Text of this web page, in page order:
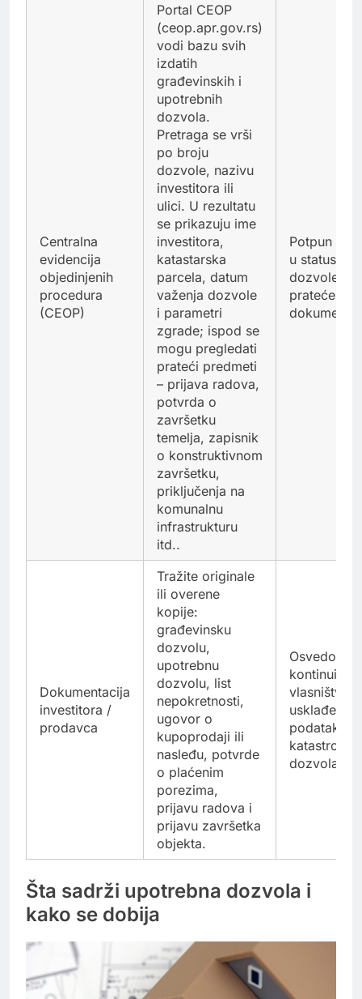
Centralna
evidencija
objedinjenih
procedura
(CEOP)
Portal CEOP
(ceop.apr.gov.rs)
vodi bazu svih
izdatih
građevinskih i
upotrebnih
dozvola.
Pretraga se vrši
po broju
dozvole, nazivu
investitora ili
ulici. U rezultatu
se prikazuju ime
investitora,
katastarska
parcela, datum
važenja dozvole
i parametri
zgrade; ispod se
mogu pregledati
prateći predmeti
– prijava radova,
potvrda o
završetku
temelja, zapisnik
o konstruktivnom
završetku,
priključenja na
komunalnu
infrastrukturu
itd..
Potpun uvid
u status
dozvole i
prateće
dokumente.
Dokumentacija
investitora /
prodavca
Tražite originale
ili overene
kopije:
građevinsku
dozvolu,
upotrebnu
dozvolu, list
nepokretnosti,
ugovor o
kupoprodaji ili
nasleđu, potvrde
o plaćenim
porezima,
prijavu radova i
prijavu završetka
objekta.
Osvedočuje
kontinuitet
vlasništva i
usklađenost
podataka
katastrom i
dozvolama.
Šta sadrži upotrebna dozvola i
kako se dobija